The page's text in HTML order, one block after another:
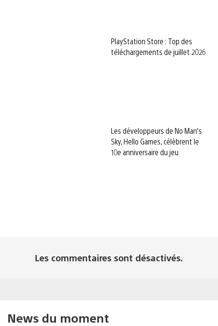
PlayStation Store : Top des
téléchargements de juillet 2026
Les développeurs de No Man’s
Sky, Hello Games, célèbrent le
10e anniversaire du jeu
Les commentaires sont désactivés.
News du moment